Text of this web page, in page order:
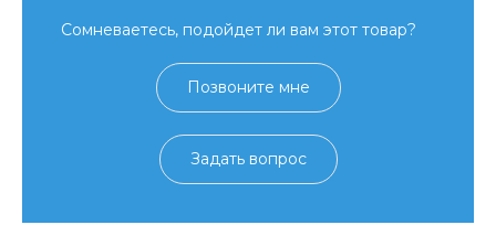
Сомневаетесь, подойдет ли вам этот товар?
Позвоните мне
Задать вопрос